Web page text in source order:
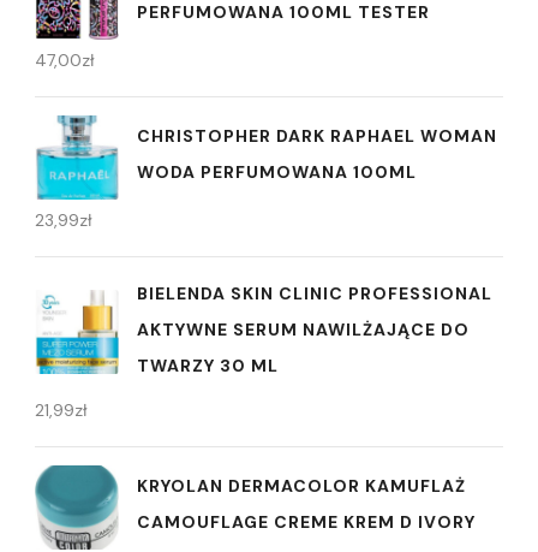
PERFUMOWANA 100ML TESTER
47,00zł
CHRISTOPHER DARK RAPHAEL WOMAN
WODA PERFUMOWANA 100ML
23,99zł
BIELENDA SKIN CLINIC PROFESSIONAL
AKTYWNE SERUM NAWILŻAJĄCE DO
TWARZY 30 ML
21,99zł
KRYOLAN DERMACOLOR KAMUFLAŻ
CAMOUFLAGE CREME KREM D IVORY